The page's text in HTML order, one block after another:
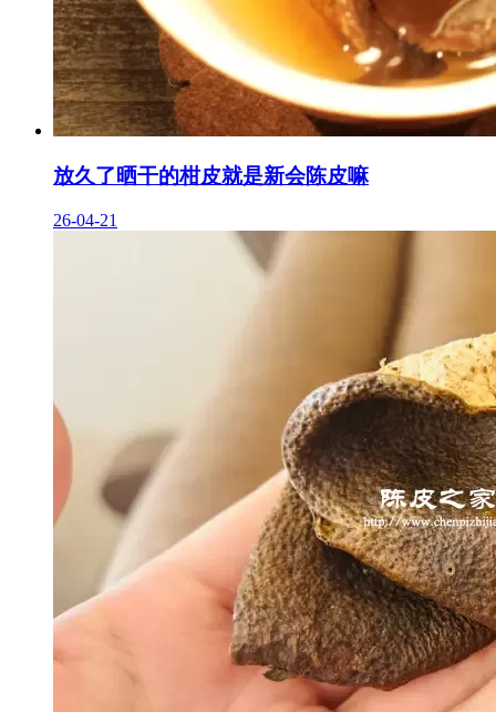
放久了晒干的柑皮就是新会陈皮嘛
26-04-21